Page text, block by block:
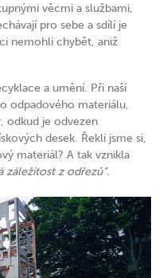
věcmi a službami,
pro sebe a sdílí je
nemohli chybět, aniž
a umění. Při naší
odpadového materiálu,
odkud je odvezen
desek. Řekli jsme si,
materiál? A tak vznikla
záležitost z odřezů“.